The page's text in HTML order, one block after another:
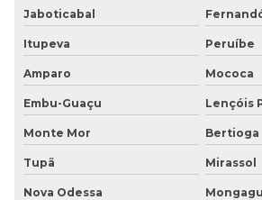
Piso tátil na zona leste
Piso vinílico borracha
Piso vinílico em manta antiderrapante
Piso vinílico em manta pastilhado
Placa de borracha para piso
Jaboticabal
Itupeva Peruíbe
Amparo Mococa
Embu-Guaçu Lençóis
Monte Mor Bertioga
Tupã Mirassol
Nova Odessa